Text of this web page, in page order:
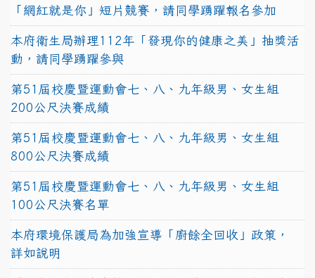
「網紅就是你」短片競賽，請同學踴躍報名參加
本府衛生局辦理112年「發現你的健康之美」抽獎活
動，請同學踴躍參與
第51屆校慶暨運動會七、八、九年級男、女生組
200公尺決賽成績
第51屆校慶暨運動會七、八、九年級男、女生組
800公尺決賽成績
第51屆校慶暨運動會七、八、九年級男、女生組
100公尺決賽名單
本府環境保護局為加強宣導「廚餘全回收」政策，
詳如說明